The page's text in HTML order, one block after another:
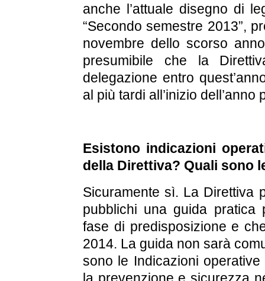
anche l’attuale disegno di
“Secondo semestre 2013”,
novembre dello scorso
presumibile che la
delegazione entro
al più tardi all’inizio dell’anno
Esistono indicazioni
della Direttiva? Quali sono
Sicuramente sì. La Direttiva
pubblichi una guida pratica
fase di predisposizione e
2014. La guida non sarà
sono le Indicazioni
la prevenzione e sicurezza